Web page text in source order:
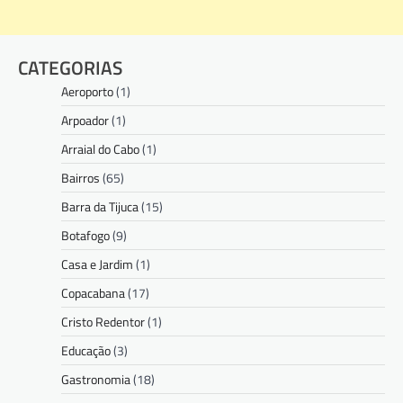
CATEGORIAS
Aeroporto(1)
Arpoador(1)
Arraial do Cabo(1)
Bairros(65)
Barra da Tijuca(15)
Botafogo(9)
Casa e Jardim(1)
Copacabana(17)
Cristo Redentor(1)
Educação(3)
Gastronomia(18)